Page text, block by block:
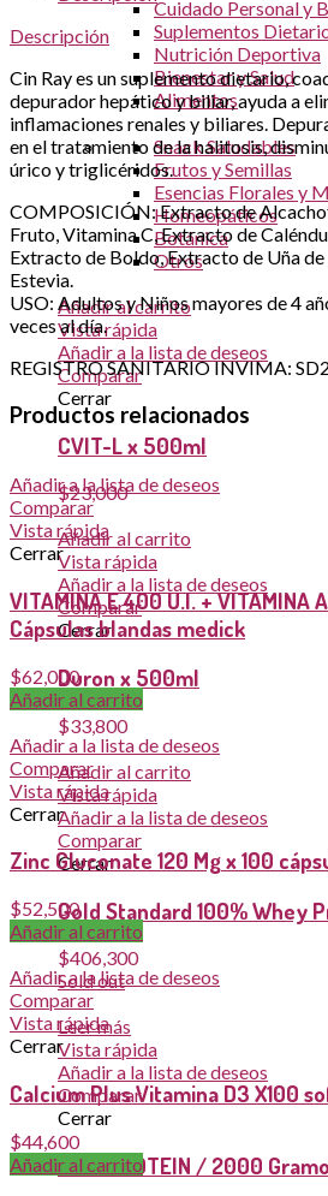
Cuidado Personal y
Suplementos
Nutrición Deportiva
Bienestar y Salud
Alimentos
Snack Saludables
Frutos y Semillas
Esencias Florales y
Homeopáticos
Botánica
Otros
Añadir al carrito
Vista rápida
Añadir a la lista de deseos
Comparar
Cerrar
CVIT-L x 500ml
$23,000
Añadir al carrito
Vista rápida
Añadir a la lista de deseos
Comparar
Cerrar
Duron x 500ml
$33,800
Añadir al carrito
Vista rápida
Añadir a la lista de deseos
Comparar
Cerrar
Gold Standard 100% Whey
$406,300
Sold out
Leer más
Vista rápida
Añadir a la lista de deseos
Comparar
Cerrar
KING PROTEIN / 2000
Descripción
Cin Ray es un suplemento dietario,
depurador hepático y biliar, ayuda a
inflamaciones renales y biliares.
en el tratamiento de la halitosis,
úrico y triglicéridos.
COMPOSICIÓN: Extracto de
Fruto, Vitamina C, Extracto de
Extracto de Boldo, Extracto de Uña
Estevia.
USO: Adultos y Niños mayores de 4
veces al día.
REGISTRO SANITARIO INVIMA:
Productos relacionados
Añadir a la lista de deseos
Comparar
Vista rápida
Cerrar
VITAMINA E 400 U.I. + VITAMINA
Cápsulas blandas medick
$62,000
Añadir al carrito
Añadir a la lista de deseos
Comparar
Vista rápida
Cerrar
Zinc Gluconate 120 Mg x 100
$52,500
Añadir al carrito
Añadir a la lista de deseos
Comparar
Vista rápida
Cerrar
Calcium Plus Vitamina D3 X100
$44,600
Añadir al carrito